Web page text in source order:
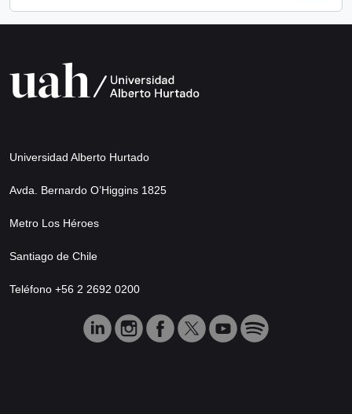
Universidad Alberto Hurtado
Avda. Bernardo O’Higgins 1825
Metro Los Héroes
Santiago de Chile
Teléfono +56 2 2692 0200